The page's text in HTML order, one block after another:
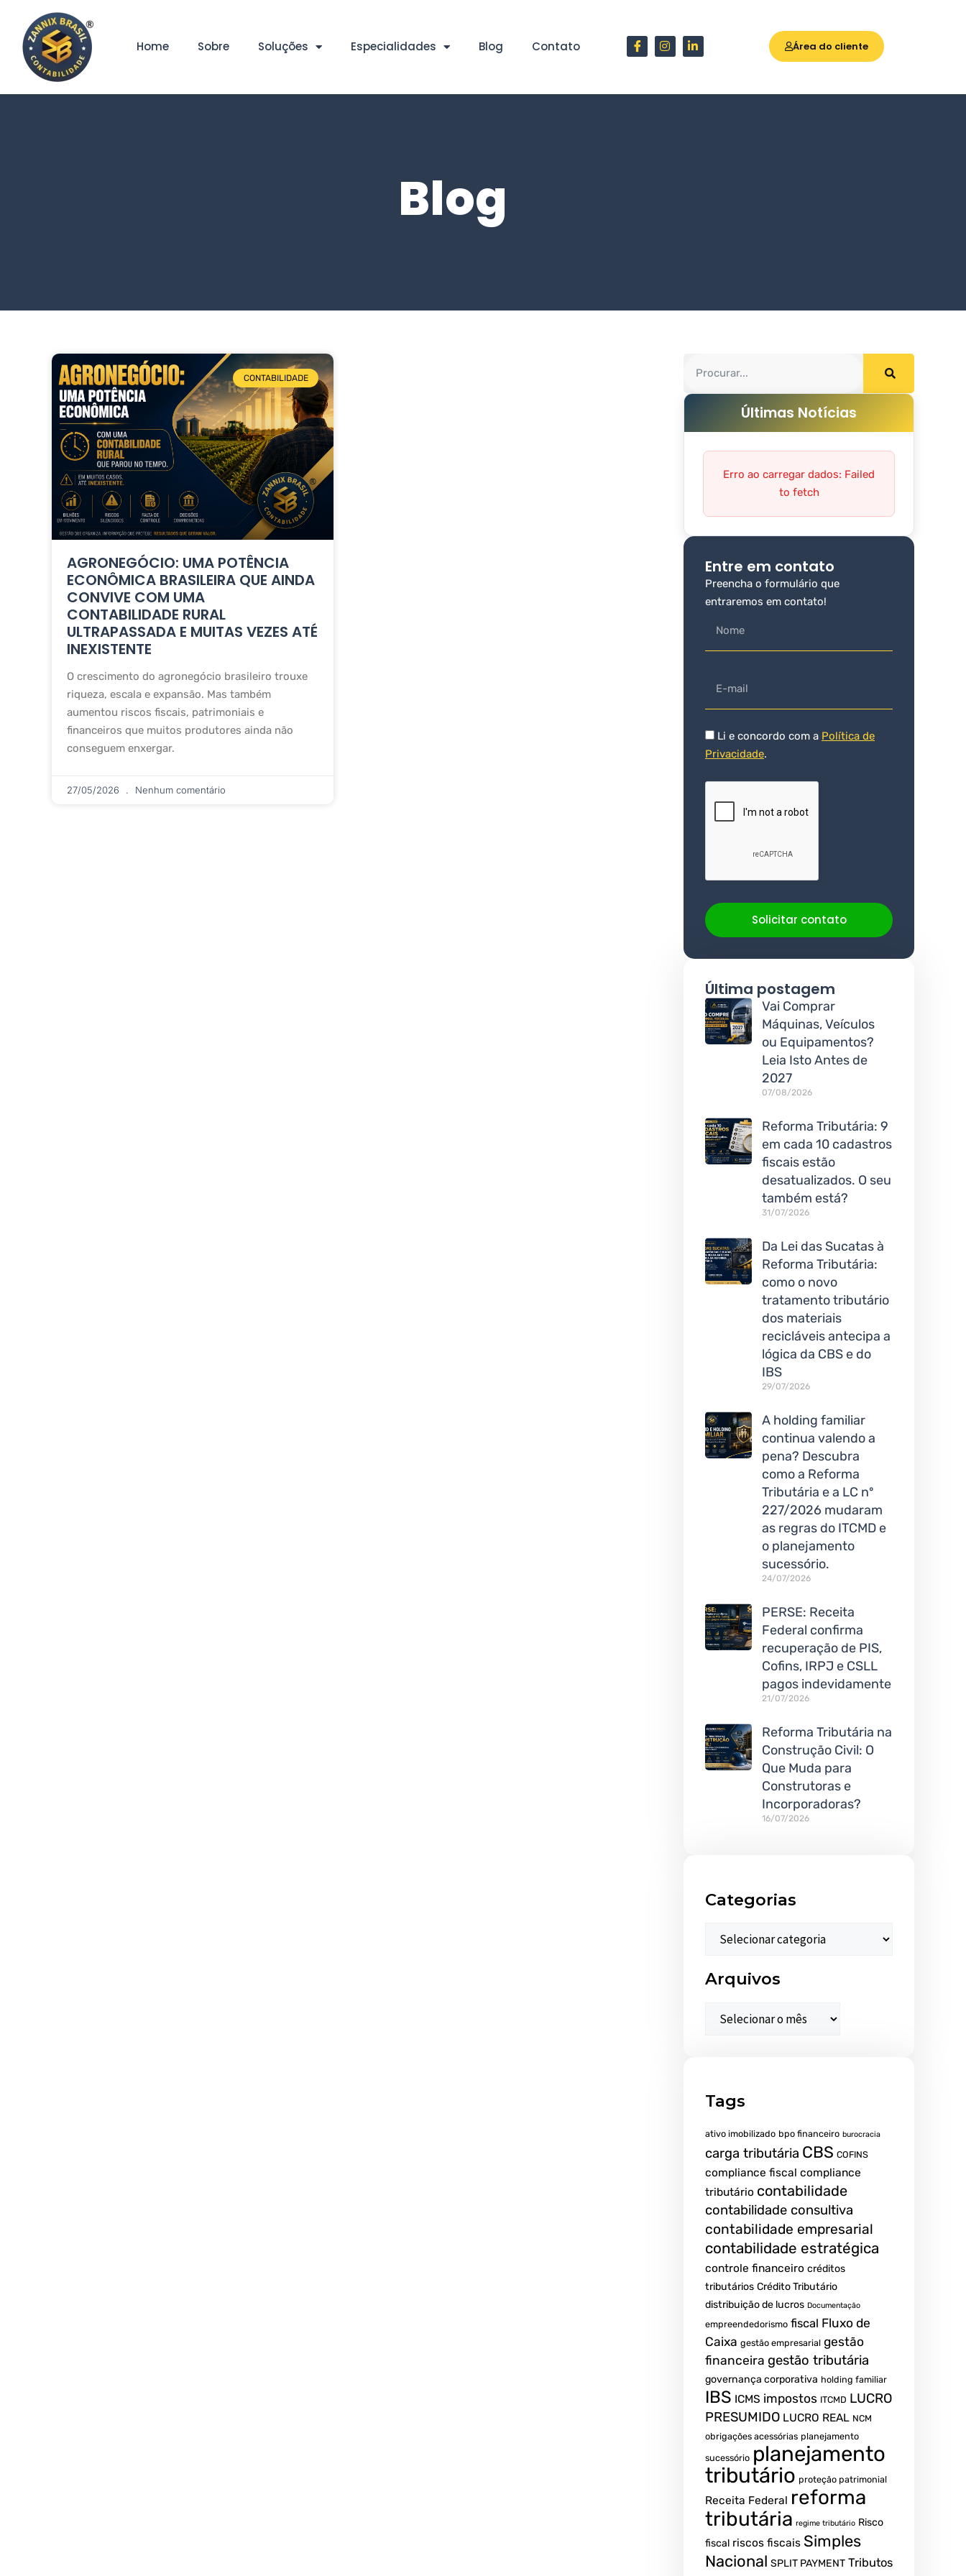
Home Sobre Soluções Especialidades Blog Contato Área do cliente
Blog
CONTABILIDADE
AGRONEGÓCIO: UMA POTÊNCIA
ECONÔMICA BRASILEIRA QUE AINDA
CONVIVE COM UMA
CONTABILIDADE RURAL
ULTRAPASSADA E MUITAS VEZES ATÉ
INEXISTENTE
O crescimento do agronegócio brasileiro trouxe
riqueza, escala e expansão. Mas também
aumentou riscos fiscais, patrimoniais e
financeiros que muitos produtores ainda não
conseguem enxergar.
27/05/2026 Nenhum comentário
Últimas Notícias
Erro ao carregar dados: Failed
to fetch
Entre em contato
Preencha o formulário que
entraremos em contato!
Li e concordo com a Política de
Privacidade.
Solicitar contato
Última postagem
Vai Comprar
Máquinas, Veículos
ou Equipamentos?
Leia Isto Antes de
2027
07/08/2026
Reforma Tributária: 9
em cada 10 cadastros
fiscais estão
desatualizados. O seu
também está?
31/07/2026
Da Lei das Sucatas à
Reforma Tributária:
como o novo
tratamento tributário
dos materiais
recicláveis antecipa a
lógica da CBS e do
IBS
29/07/2026
A holding familiar
continua valendo a
pena? Descubra
como a Reforma
Tributária e a LC nº
227/2026 mudaram
as regras do ITCMD e
o planejamento
sucessório.
24/07/2026
PERSE: Receita
Federal confirma
recuperação de PIS,
Cofins, IRPJ e CSLL
pagos indevidamente
21/07/2026
Reforma Tributária na
Construção Civil: O
Que Muda para
Construtoras e
Incorporadoras?
16/07/2026
Categorias
Arquivos
Tags
ativo imobilizado bpo financeiro burocracia
carga tributária CBS COFINS
compliance fiscal compliance
tributário contabilidade
contabilidade consultiva
contabilidade empresarial
contabilidade estratégica
controle financeiro créditos
tributários Crédito Tributário
distribuição de lucros Documentação
empreendedorismo fiscal Fluxo de
Caixa gestão empresarial gestão
financeira gestão tributária
governança corporativa holding familiar
IBS ICMS impostos ITCMD LUCRO
PRESUMIDO LUCRO REAL NCM
obrigações acessórias planejamento
sucessório planejamento
tributário proteção patrimonial
Receita Federal reforma
tributária regime tributário Risco
fiscal riscos fiscais Simples
Nacional SPLIT PAYMENT Tributos